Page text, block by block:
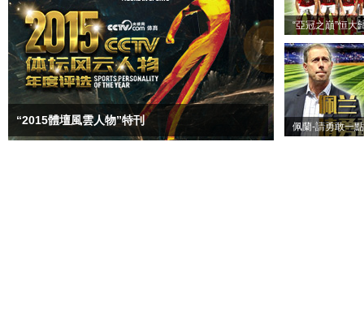
“2015體壇風雲人物”特刊
“亞冠之巔”恒大
佩蘭-請勇敢一點